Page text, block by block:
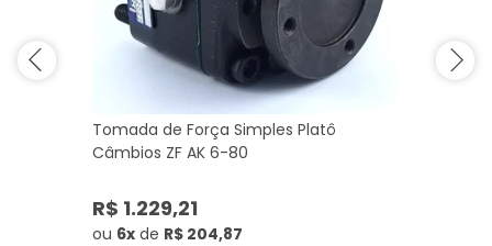
Tomada de Força Simples Platô
Câmbios ZF AK 6-80
R$ 1.229,21
ou 6x de R$ 204,87